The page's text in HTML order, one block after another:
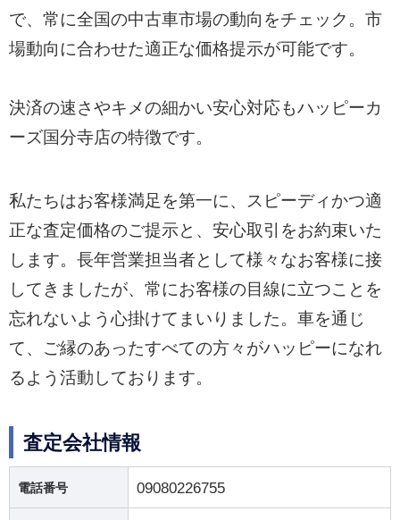
で、常に全国の中古車市場の動向をチェック。市
場動向に合わせた適正な価格提示が可能です。
決済の速さやキメの細かい安心対応もハッピーカ
ーズ国分寺店の特徴です。
私たちはお客様満足を第一に、スピーディかつ適
正な査定価格のご提示と、安心取引をお約束いた
します。長年営業担当者として様々なお客様に接
してきましたが、常にお客様の目線に立つことを
忘れないよう心掛けてまいりました。車を通じ
て、ご縁のあったすべての方々がハッピーになれ
るよう活動しております。
査定会社情報
電話番号 09080226755